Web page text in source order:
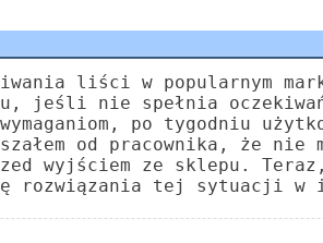
liści w popularnym
jeśli nie spełnia
po tygodniu
od pracownika, że
wyjściem ze sklepu.
rozwiązania tej sytuacji w